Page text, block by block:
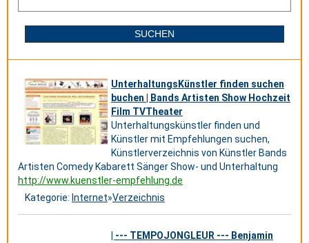
UnterhaltungsKünstler finden suchen
buchen | Bands Artisten Show Hochzeit
Film TVTheater
Unterhaltungskünstler finden und
Künstler mit Empfehlungen suchen,
Künstlerverzeichnis von Künstler Bands
Artisten Comedy Kabarett Sänger Show- und Unterhaltung
http://www.kuenstler-empfehlung.de
Kategorie: Internet»Verzeichnis
| --- TEMPOJONGLEUR --- Benjamin